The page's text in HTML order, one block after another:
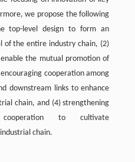
we propose the following
top-level design to form an
of the entire industry chain, (2)
the mutual promotion of
cooperation among
downstream links to enhance
chain, and (4) strengthening
cooperation to cultivate
chain.